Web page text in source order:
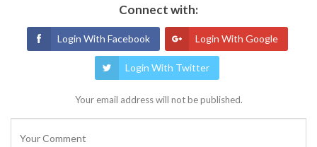
Connect with:
Login With Facebook Login With Google
Login With Twitter
Your email address will not be published.